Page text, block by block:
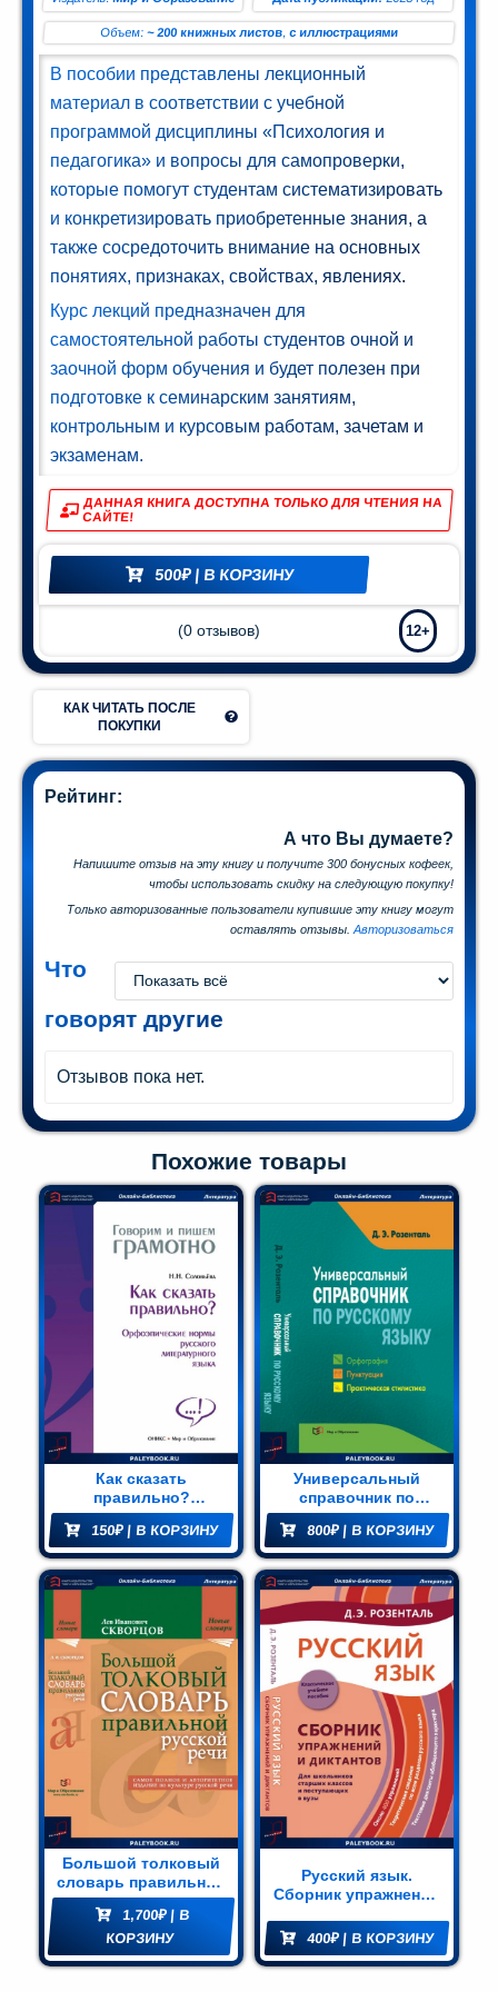
(1)
Мир и
Объем:~ 200 книжных листов,с иллюстрациями
В пособии представлены лекционный
материал в соответствии с учебной
программой дисциплины «Психология и
педагогика» и вопросы для самопроверки,
которые помогут студентам систематизировать
и конкретизировать приобретенные знания, а
также сосредоточить внимание на основных
понятиях, признаках, свойствах, явлениях.
Курс лекций предназначен для
самостоятельной работы студентов очной и
заочной форм обучения и будет полезен при
подготовке к семинарским занятиям,
контрольным и курсовым работам, зачетам и
экзаменам.
ДАННАЯ КНИГА ДОСТУПНА ТОЛЬКО ДЛЯ ЧТЕНИЯ НА
САЙТЕ!
500₽| В КОРЗИНУ
(0 отзывов) 12+
КАК ЧИТАТЬ ПОСЛЕ
ПОКУПКИ
Рейтинг:
А что Вы думаете?
Напишите отзыв на эту книгу и получите 300 бонусных кофеек,
чтобы использовать скидку на следующую покупку!
Только авторизованные пользователи купившие эту книгу могут
оставлять отзывы. Авторизоваться
Что
говорят другие
Отзывов пока нет.
Похожие товары
Как сказать
правильно?
Орфоэпические
нормы русского
литературного языка
150₽ | В КОРЗИНУ
Универсальный
справочник по
русскому языку:
Орфография.
Пунктуация.
Практическая
стилистика
800₽ | В КОРЗИНУ
Большой толковый
словарь правильной
русской речи: Более
8000 слов и
выражений
1,700₽ | В
КОРЗИНУ
Русский язык.
Сборник упражнений
школьников старших
классов и
поступающих в вузы
400₽ | В КОРЗИНУ